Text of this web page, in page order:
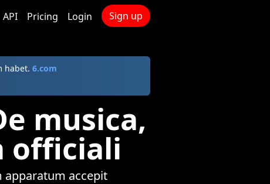
API Pricing Login Sign up
habet. 6.com
musica,
officiali
apparatum accepit